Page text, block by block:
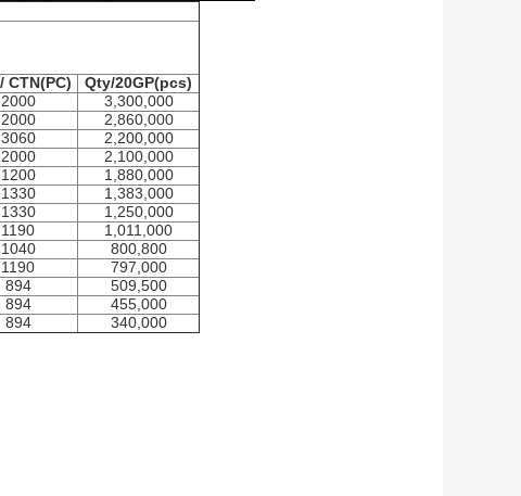
CTN(PC)
Qty/20GP(pcs)
2000
3,300,000
2000
2,860,000
3060
2,200,000
2000
2,100,000
1200
1,880,000
1330
1,383,000
1330
1,250,000
1190
1,011,000
1040
800,800
1190
797,000
894
509,500
894
455,000
894 340,000